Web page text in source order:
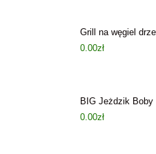
Grill na węgiel
0.00zł
BIG Jeżdzik Boby
0.00zł